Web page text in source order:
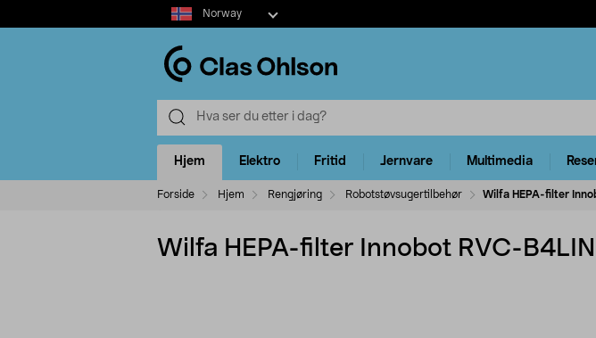
Select
market
Norway
Hjem Elektro Fritid Jernvare Multimedia
Forside Hjem Rengjøring Robotstøvsugertilbehør Wilfa HEPA-filter
Wilfa HEPA-filter Innobot RVC-